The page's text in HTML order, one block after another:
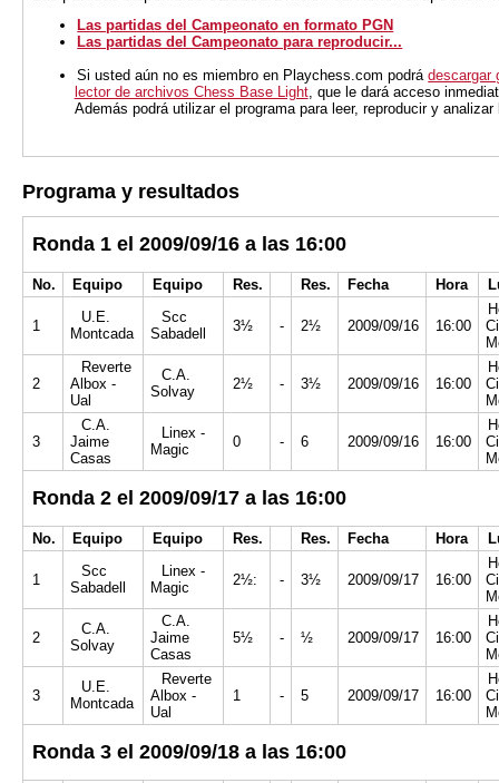
Las partidas del Campeonato en formato PGN
Las partidas del Campeonato para reproducir...
Si usted aún no es miembro en Playchess.com podrádescargar
lector de archivos Chess Base Light, que le dará acceso
Además podrá utilizar el programa para leer, reproducir y
Programa y resultados
Ronda 1 el 2009/09/16 a las 16:00
No. Equipo Equipo Res. Res. Fecha Hora
1
U.E.
Montcada
Scc
Sabadell
3½ - 2½ 2009/09/16 16:00
2
Reverte
Albox -
Ual
C.A.
Solvay
2½ - 3½ 2009/09/16 16:00
3
C.A.
Jaime
Casas
Linex -
Magic
0 - 6 2009/09/16 16:00
Ronda 2 el 2009/09/17 a las 16:00
No. Equipo Equipo Res. Res. Fecha Hora
1
Scc
Sabadell
Linex -
Magic
2½: - 3½ 2009/09/17 16:00
2
C.A.
Solvay
C.A.
Jaime
Casas
5½ - ½ 2009/09/17 16:00
3
U.E.
Montcada
Reverte
Albox -
Ual
1 - 5 2009/09/17 16:00
Ronda 3 el 2009/09/18 a las 16:00